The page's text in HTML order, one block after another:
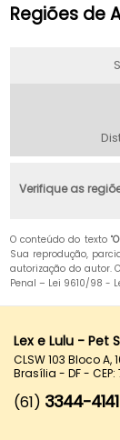
Regiões de
Verifique as
O conteúdo do texto "
Sua reprodução,
autorização do autor.
Penal – Lei 9610/98 -
Lex e Lulu - Pet
CLSW 103 Bloco A,
Brasília - DF - CEP:
(61) 3344-4141